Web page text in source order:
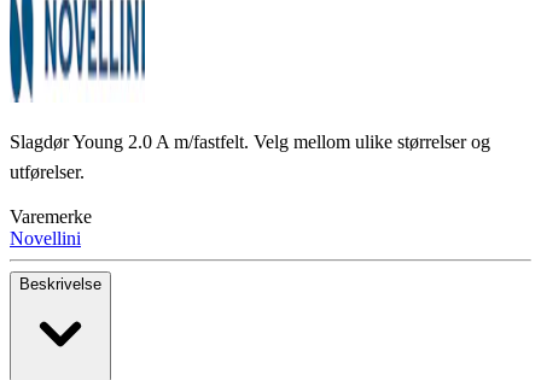
Slagdør Young 2.0 A m/fastfelt. Velg mellom ulike størrelser og
utførelser.
Varemerke
Novellini
Beskrivelse